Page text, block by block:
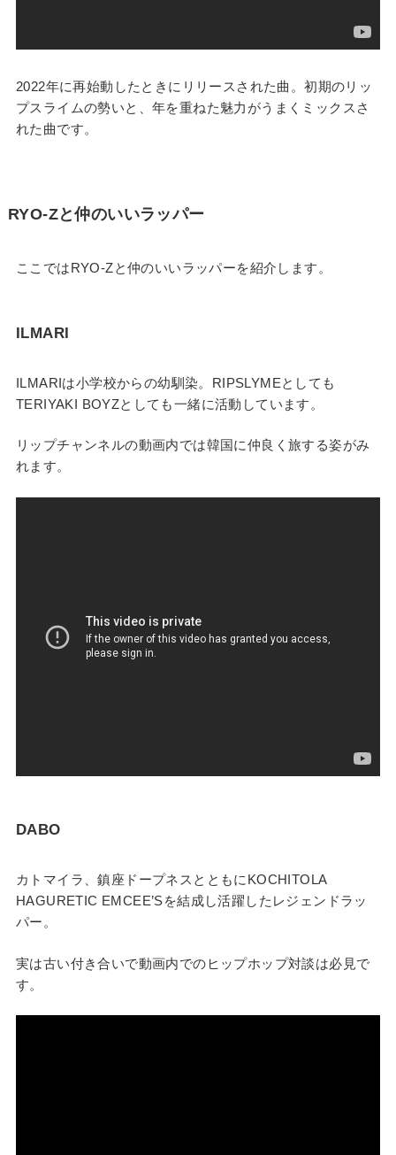
2022年に再始動したときにリリースされた曲。初期のリッ
プスライムの勢いと、年を重ねた魅力がうまくミックスさ
れた曲です。
RYO-Zと仲のいいラッパー
ここではRYO-Zと仲のいいラッパーを紹介します。
ILMARI
ILMARIは小学校からの幼馴染。RIPSLYMEとしても
TERIYAKI BOYZとしても一緒に活動しています。
リップチャンネルの動画内では韓国に仲良く旅する姿がみ
れます。
DABO
カトマイラ、鎮座ドープネスとともにKOCHITOLA
HAGURETIC EMCEE’Sを結成し活躍したレジェンドラッ
パー。
実は古い付き合いで動画内でのヒップホップ対談は必見で
す。